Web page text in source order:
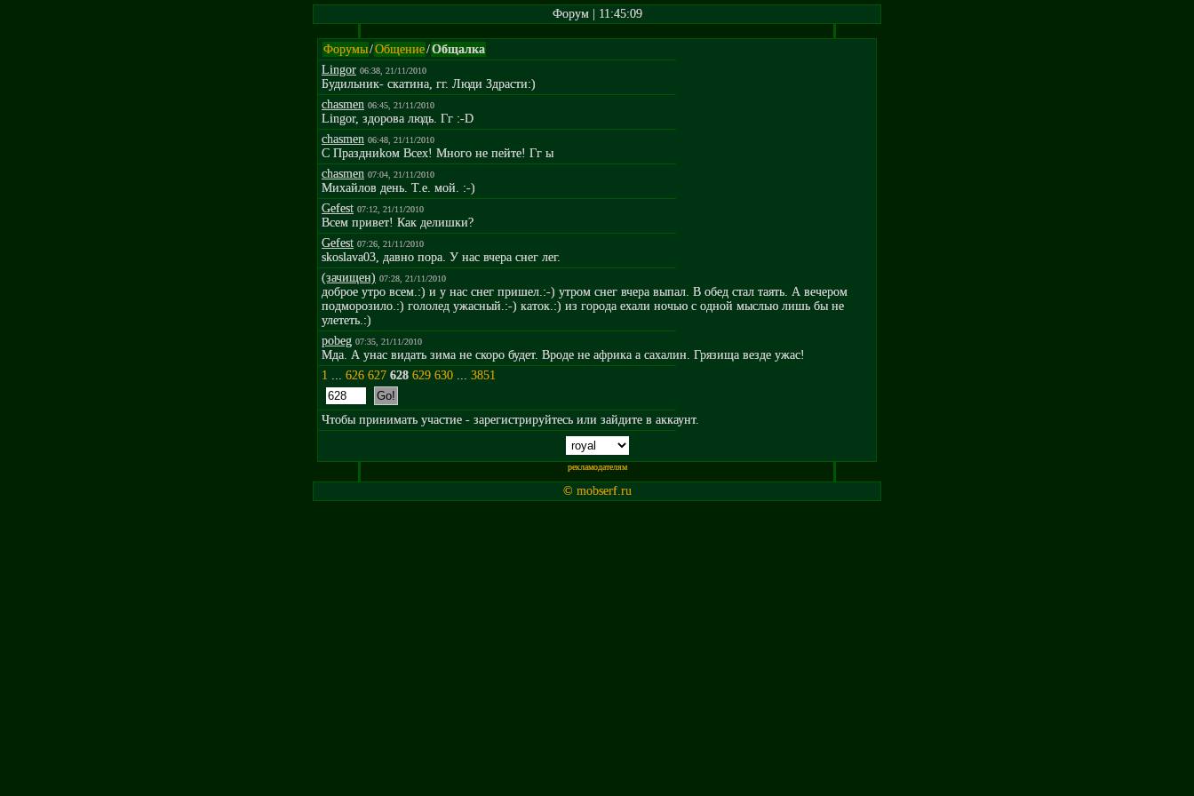
Форум | 11:45:09
Форумы/Общение/Общалка
Lingor 06:38, 21/11/2010
Будильник- скатина, гг. Люди Здрасти:)
chasmen 06:45, 21/11/2010
Lingor, здopoвa людь. Гг :-D
chasmen 06:48, 21/11/2010
С Пpaздниkoм Bcex! Mнoгo нe пeйтe! Гг ы
chasmen 07:04, 21/11/2010
Mиxaйлoв дeнь. Т.e. мoй. :-)
Gefest 07:12, 21/11/2010
Всем привет! Как делишки?
Gefest 07:26, 21/11/2010
skoslava03, давно пора. У нас вчера снег лег.
(зачищен) 07:28, 21/11/2010
доброе утро всем.:) и у нас снег пришел.:-) утром снег вчера выпал. В обед стал таять. А вечером
подморозило.:) гололед ужасный.:-) каток.:) из города ехали ночью с одной мыслью лишь бы не
улететь.:)
pobeg 07:35, 21/11/2010
Мда. А унас видать зима не скоро будет. Вроде не африка а сахалин. Грязища везде ужас!
1 ... 626 627 628 629 630 ... 3851
Чтобы принимать участие - зарегистрируйтесь или зайдите в аккаунт.
рекламодателям
© mobserf.ru